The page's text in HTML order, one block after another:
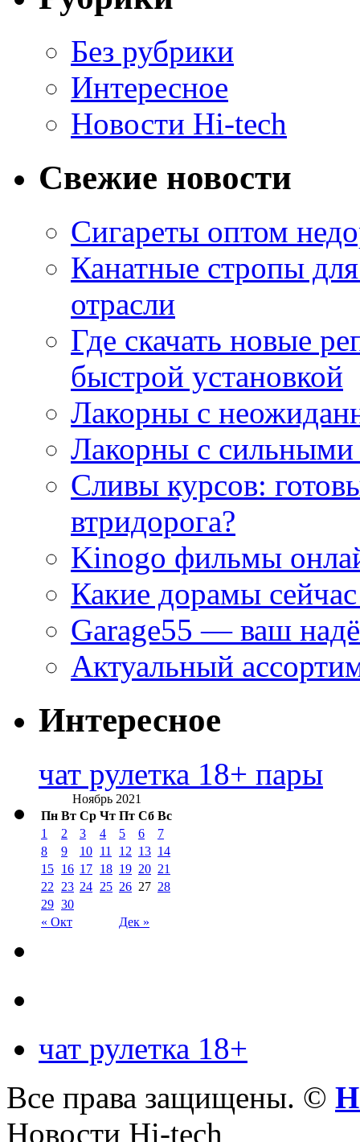
Без рубрики
Интересное
Новости Hi-tech
Свежие новости
Сигареты оптом
Канатные стропы
отрасли
Где скачать новые
быстрой установкой
Лакорны с
Лакорны с сильными
Сливы курсов:
втридорога?
Kinogo фильмы
Какие дорамы
Garage55 — ваш
Актуальный
Интересное
чат рулетка 18+ пары
Ноябрь 2021
Пн Вт Ср Чт Пт Сб Вс
« Окт Дек »
1 2 3 4 5 6
7
8
9 10 11 12 13 14
15 16 17 18 19 20 21
22
23 24 25 26 27 28
29 30
чат рулетка 18+
Все права защищены. ©
Новости Hi-tech